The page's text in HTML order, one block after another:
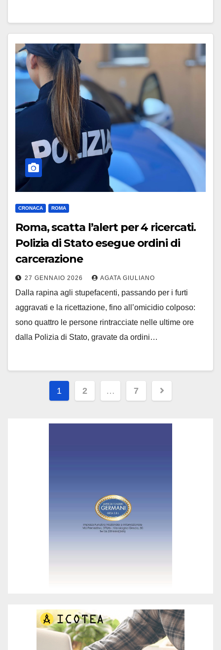
CRONACA ROMA
Roma, scatta l’alert per 4 ricercati.
Polizia di Stato esegue ordini di
carcerazione
27 GENNAIO 2026 AGATA GIULIANO
Dalla rapina agli stupefacenti, passando per i furti
aggravati e la ricettazione, fino all’omicidio colposo:
sono quattro le persone rintracciate nelle ultime ore
dalla Polizia di Stato, gravate da ordini…
Paginazione
1 2 … 7